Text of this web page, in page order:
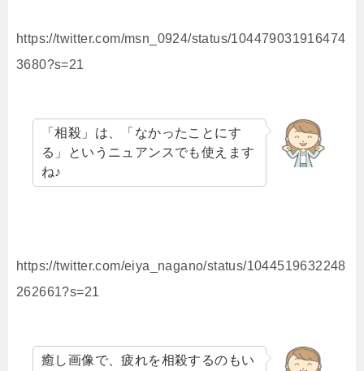
https://twitter.com/msn_0924/status/104479031916474
3680?s=21
「相殺」は、「なかったことにす
る」というニュアンスでも使えます
ね♪
https://twitter.com/eiya_nagano/status/1044519632248
262661?s=21
癒し画像で、疲れを相殺するのもい